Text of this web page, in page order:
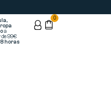
a
de 99€
horas
0